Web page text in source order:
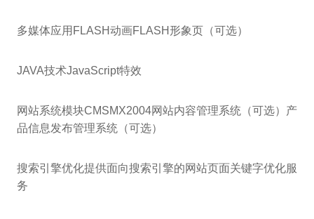
多媒体应用FLASH动画FLASH形象页（可选）
JAVA技术JavaScript特效
网站系统模块CMSMX2004网站内容管理系统（可选）产
品信息发布管理系统（可选）
搜索引擎优化提供面向搜索引擎的网站页面关键字优化服
务